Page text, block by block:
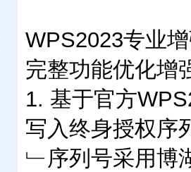
WPS2023专业
完整功能优化增
1. 基于官方
写入终身授权序
﹂序列号采用博